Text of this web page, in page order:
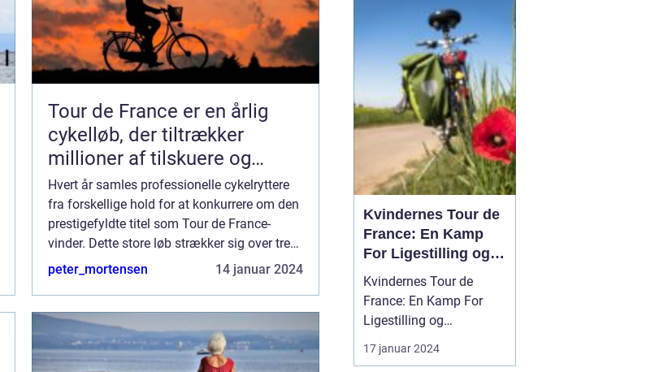
Tour de France er en årlig
cykelløb, der tiltrækker
millioner af tilskuere og
cykelentusiaster fra hele
verden
Hvert år samles professionelle cykelryttere
fra forskellige hold for at konkurrere om den
prestigefyldte titel som Tour de France-
vinder. Dette store løb strækker sig over tre
uger og passerer gennem forskellige franske
peter_mortensen 14 januar 2024
etape, hvor rytterne
konkurrerer mod uret.
Dette gør enkeltstarten
unik, da det er den
eneste tid i løbet, ...
Kvindernes Tour de
France: En Kamp
For Ligestilling og
Anerkendelse
Kvindernes Tour de
France: En Kamp For
Ligestilling og
Anerkendelse
Introduktion til
17 januar 2024